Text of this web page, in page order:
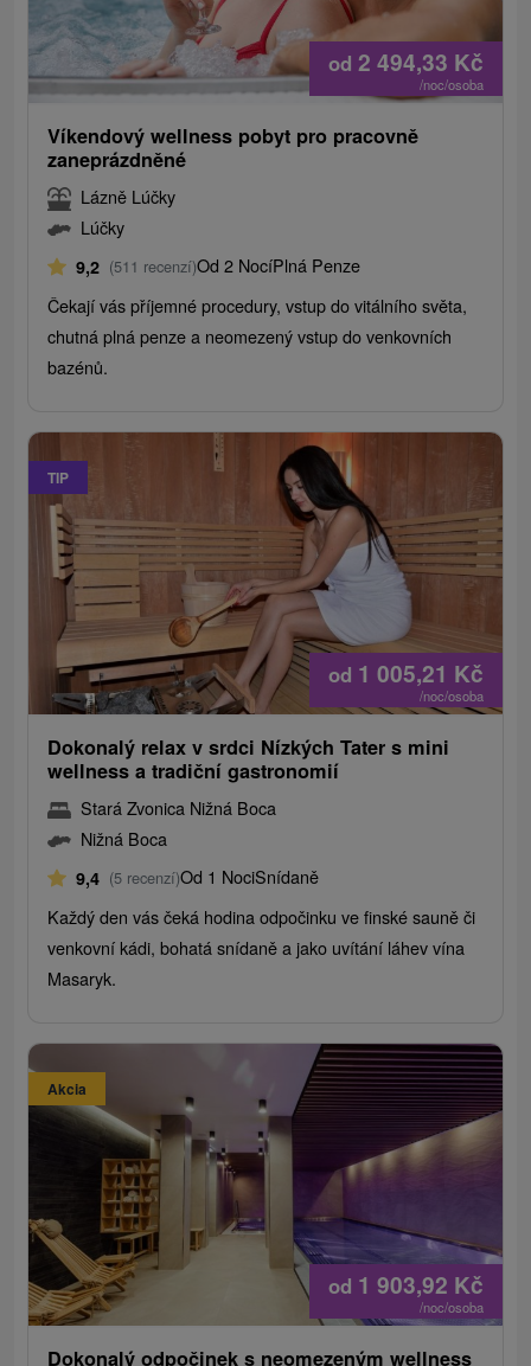
od 2 494,33 Kč
/noc/osoba
Víkendový wellness pobyt pro pracovně
zaneprázdněné
Lázně Lúčky
Lúčky
9,2 (511 recenzí)Od 2 NocíPlná Penze
Čekají vás příjemné procedury, vstup do vitálního světa,
chutná plná penze a neomezený vstup do venkovních
bazénů.
TIP
od 1 005,21 Kč
/noc/osoba
Dokonalý relax v srdci Nízkých Tater s mini
wellness a tradiční gastronomií
Stará Zvonica Nižná Boca
Nižná Boca
9,4 (5 recenzí)Od 1 NociSnídaně
Každý den vás čeká hodina odpočinku ve finské sauně či
venkovní kádi, bohatá snídaně a jako uvítání láhev vína
Masaryk.
Akcia
od 1 903,92 Kč
/noc/osoba
Dokonalý odpočinek s neomezeným wellness